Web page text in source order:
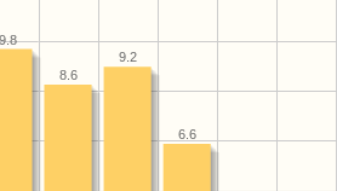
6.6
9.2
8.6
9.8